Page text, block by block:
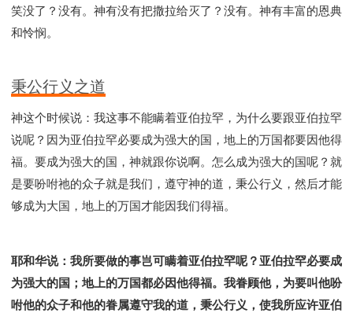
笑没了？没有。神有没有把撒拉给灭了？没有。神有丰富的恩典
和怜悯。
秉公行义之道
神这个时候说：我这事不能瞒着亚伯拉罕，为什么要跟亚伯拉罕
说呢？因为亚伯拉罕必要成为强大的国，地上的万国都要因他得
福。要成为强大的国，神就跟你说啊。怎么成为强大的国呢？就
是要吩咐祂的众子就是我们，遵守神的道，秉公行义，然后才能
够成为大国，地上的万国才能因我们得福。
耶和华说：我所要做的事岂可瞒着亚伯拉罕呢？亚伯拉罕必要成
为强大的国；地上的万国都必因他得福。我眷顾他，为要叫他吩
咐他的众子和他的眷属遵守我的道，秉公行义，使我所应许亚伯